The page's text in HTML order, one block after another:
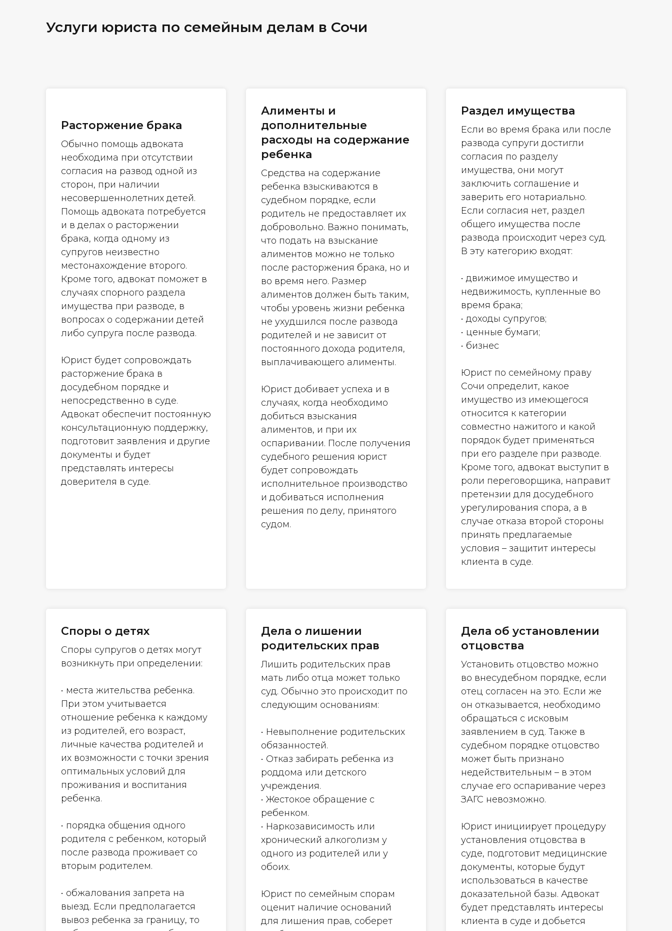
Услуги юриста по семейным делам в Сочи
Расторжение брака
Обычно помощь адвоката
необходима при отсутствии
согласия на развод одной из
сторон, при наличии
несовершеннолетних детей.
Помощь адвоката потребуется
и в делах о расторжении
брака, когда одному из
супругов неизвестно
местонахождение второго.
Кроме того, адвокат поможет в
случаях спорного раздела
имущества при разводе, в
вопросах о содержании детей
либо супруга после развода.
Юрист будет сопровождать
расторжение брака в
досудебном порядке и
непосредственно в суде.
Адвокат обеспечит постоянную
консультационную поддержку,
подготовит заявления и другие
документы и будет
представлять интересы
доверителя в суде.
Алименты и
дополнительные
расходы на содержание
ребенка
Средства на содержание
ребенка взыскиваются в
судебном порядке, если
родитель не предоставляет их
добровольно. Важно понимать,
что подать на взыскание
алиментов можно не только
после расторжения брака, но и
во время него. Размер
алиментов должен быть таким,
чтобы уровень жизни ребенка
не ухудшился после развода
родителей и не зависит от
постоянного дохода родителя,
выплачивающего алименты.
Юрист добивает успеха и в
случаях, когда необходимо
добиться взыскания
алиментов, и при их
оспаривании. После получения
судебного решения юрист
будет сопровождать
исполнительное производство
и добиваться исполнения
решения по делу, принятого
судом.
Раздел имущества
Если во время брака или после
развода супруги достигли
согласия по разделу
имущества, они могут
заключить соглашение и
заверить его нотариально.
Если согласия нет, раздел
общего имущества после
развода происходит через суд.
В эту категорию входят:
• движимое имущество и
недвижимость, купленные во
время брака;
• доходы супругов;
• ценные бумаги;
• бизнес
Юрист по семейному праву
Сочи определит, какое
имущество из имеющегося
относится к категории
совместно нажитого и какой
порядок будет применяться
при его разделе при разводе.
Кроме того, адвокат выступит в
роли переговорщика, направит
претензии для досудебного
урегулирования спора, а в
случае отказа второй стороны
принять предлагаемые
условия – защитит интересы
клиента в суде.
Споры о детях
Споры супругов о детях могут
возникнуть при определении:
• места жительства ребенка.
При этом учитывается
отношение ребенка к каждому
из родителей, его возраст,
личные качества родителей и
их возможности с точки зрения
оптимальных условий для
проживания и воспитания
ребенка.
• порядка общения одного
родителя с ребенком, который
после развода проживает со
вторым родителем.
• обжалования запрета на
выезд. Если предполагается
вывоз ребенка за границу, то
Дела о лишении
родительских прав
Лишить родительских прав
мать либо отца может только
суд. Обычно это происходит по
следующим основаниям:
• Невыполнение родительских
обязанностей.
• Отказ забирать ребенка из
роддома или детского
учреждения.
• Жестокое обращение с
ребенком.
• Наркозависимость или
хронический алкоголизм у
одного из родителей или у
обоих.
Юрист по семейным спорам
оценит наличие оснований
для лишения прав, соберет
Дела об установлении
отцовства
Установить отцовство можно
во внесудебном порядке, если
отец согласен на это. Если же
он отказывается, необходимо
обращаться с исковым
заявлением в суд. Также в
судебном порядке отцовство
может быть признано
недействительным – в этом
случае его оспаривание через
ЗАГС невозможно.
Юрист инициирует процедуру
установления отцовства в
суде, подготовит медицинские
документы, которые будут
использоваться в качестве
доказательной базы. Адвокат
будет представлять интересы
клиента в суде и добьется